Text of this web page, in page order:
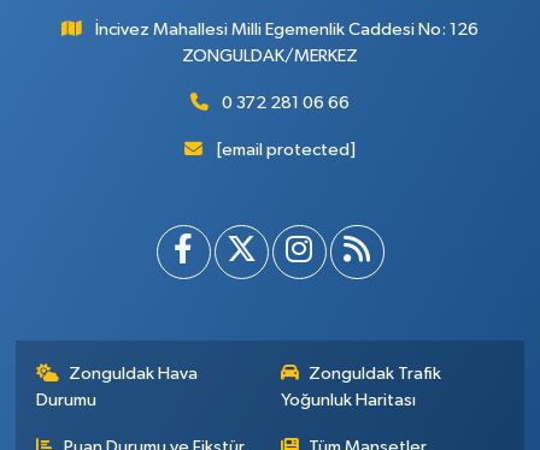
İncivez Mahallesi Milli Egemenlik Caddesi No: 126
ZONGULDAK/MERKEZ
0 372 281 06 66
[email protected]
Zonguldak Hava
Durumu
Zonguldak Trafik
Yoğunluk Haritası